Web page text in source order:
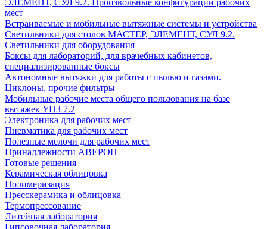
ЭЛЕМЕНТ, СУЛ 9.2. Произвольные конфигурации рабочих
мест
Встраиваемые и мобильные вытяжные системы и устройства
Светильники для столов МАСТЕР, ЭЛЕМЕНТ, СУЛ 9.2.
Светильники для оборудования
Боксы для лабораторий, для врачебных кабинетов,
специализированные боксы
Автономные вытяжки для работы с пылью и газами.
Циклоны, прочие фильтры
Мобильные рабочие места общего пользования на базе
вытяжек УПЗ 7.2
Электроника для рабочих мест
Пневматика для рабочих мест
Полезные мелочи для рабочих мест
Принадлежности АВЕРОН
Готовые решения
Керамическая облицовка
Полимеризация
Пресскерамика и облицовка
Термопрессование
Литейная лаборатория
Гипсовочная лаборатория